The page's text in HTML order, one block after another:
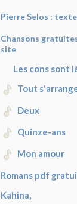
Pierre Selos : texte
Chansons
site
Les cons sont
Tout
Deux
Quinze-ans
Mon amour
Romans pdf
Kahina,